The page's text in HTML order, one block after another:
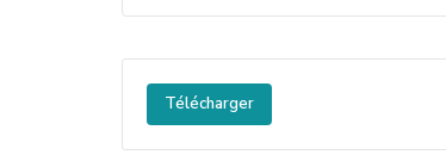
Télécharger